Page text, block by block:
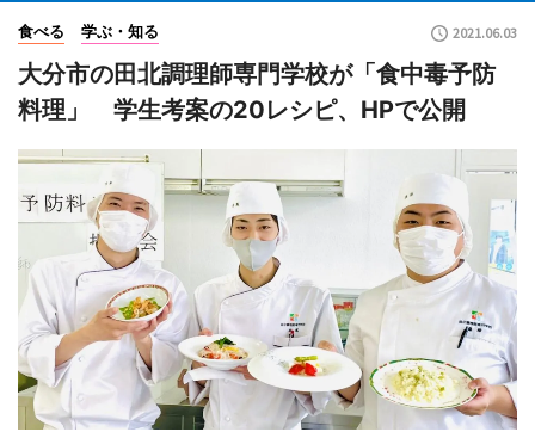
食べる 学ぶ・知る 2021.06.03
大分市の田北調理師専門学校が「食中毒予防
料理」 学生考案の20レシピ、HPで公開